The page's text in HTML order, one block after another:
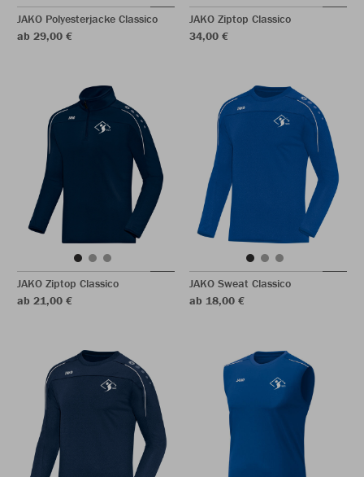
JAKO Polyesterjacke Classico
ab 29,00 €
JAKO Ziptop Classico
34,00 €
JAKO Ziptop Classico
ab 21,00 €
JAKO Sweat Classico
ab 18,00 €